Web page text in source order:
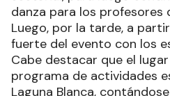
danza para los profesores
Luego, por la tarde, a
fuerte del evento con los
Cabe destacar que el
programa de actividades
Laguna Blanca,